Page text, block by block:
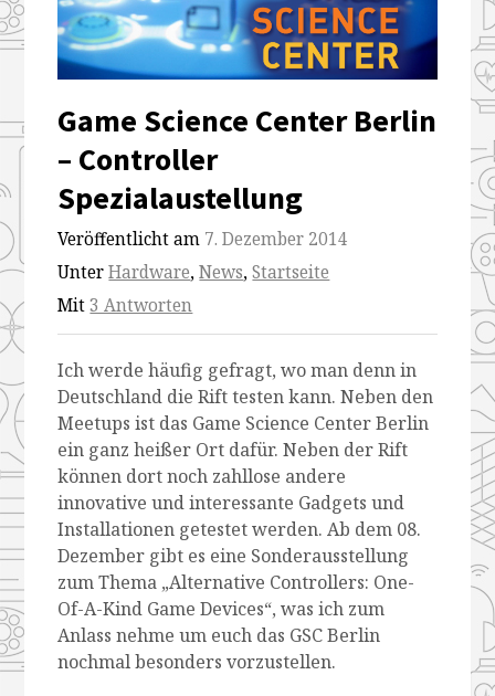
Game Science Center Berlin
– Controller
Spezialaustellung
Veröffentlicht am 7. Dezember 2014
UnterHardware,News,Startseite
Mit3 Antworten
Ich werde häufig gefragt, wo man denn in
Deutschland die Rift testen kann. Neben den
Meetups ist das Game Science Center Berlin
ein ganz heißer Ort dafür. Neben der Rift
können dort noch zahllose andere
innovative und interessante Gadgets und
Installationen getestet werden. Ab dem 08.
Dezember gibt es eine Sonderausstellung
zum Thema „Alternative Controllers: One-
Of-A-Kind Game Devices“, was ich zum
Anlass nehme um euch das GSC Berlin
nochmal besonders vorzustellen.